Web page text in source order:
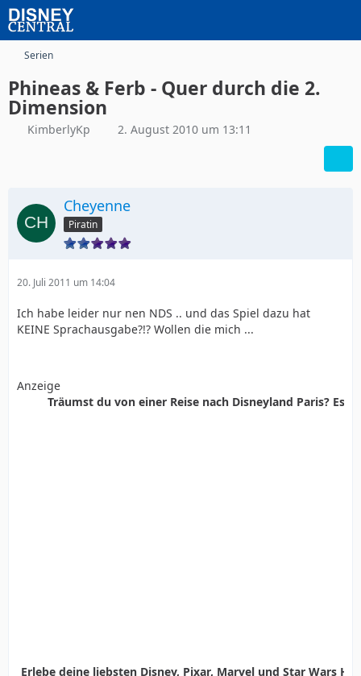
Serien
Phineas & Ferb - Quer durch die 2.
Dimension
KimberlyKp 2. August 2010 um 13:11
Cheyenne
Piratin
20. Juli 2011 um 14:04
Ich habe leider nur nen NDS .. und das Spiel dazu hat
KEINE Sprachausgabe?!? Wollen die mich ...
Anzeige
Träumst du von einer Reise nach Disneyland Paris? Es
Erlebe deine liebsten Disney, Pixar, Marvel und Star Wars